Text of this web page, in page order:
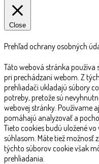
Close
Prehľad ochrany osobných
Táto webová stránka používa
pri prechádzaní webom. Z
prehliadači ukladajú súbory
potreby, pretože sú
webovej stránky. Používame
pomáhajú analyzovať a
Tieto cookies budú uložené
súhlasom. Máte tiež možnosť
týchto súborov cookie však
prehliadania.